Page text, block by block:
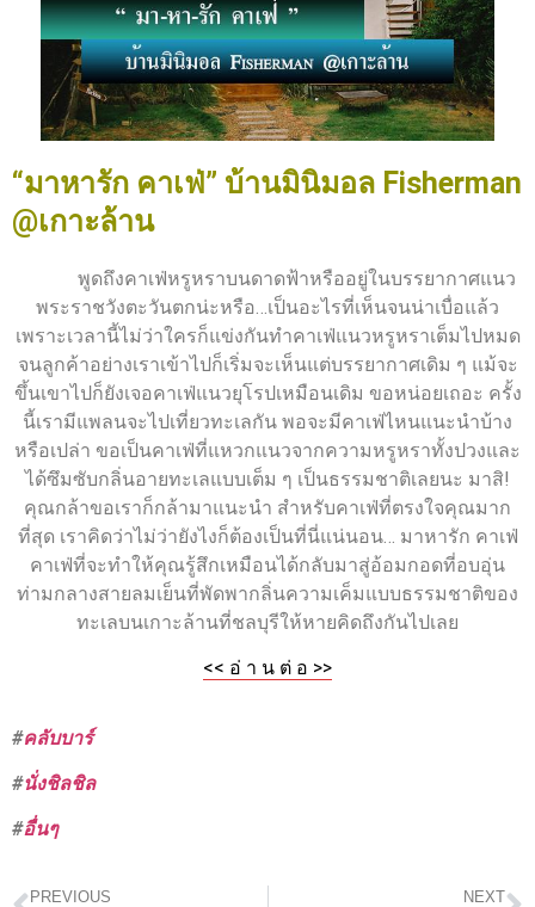
“มาหารัก คาเฟ่” บ้านมินิมอล Fisherman
@เกาะล้าน
พูดถึงคาเฟ่หรูหราบนดาดฟ้าหรืออยู่ในบรรยากาศแนว
พระราชวังตะวันตกน่ะหรือ…เป็นอะไรที่เห็นจนน่าเบื่อแล้ว
เพราะเวลานี้ไม่ว่าใครก็แข่งกันทำคาเฟ่แนวหรูหราเต็มไปหมด
จนลูกค้าอย่างเราเข้าไปก็เริ่มจะเห็นแต่บรรยากาศเดิม ๆ แม้จะ
ขึ้นเขาไปก็ยังเจอคาเฟ่แนวยุโรปเหมือนเดิม ขอหน่อยเถอะ ครั้ง
นี้เรามีแพลนจะไปเที่ยวทะเลกัน พอจะมีคาเฟ่ไหนแนะนำบ้าง
หรือเปล่า ขอเป็นคาเฟ่ที่แหวกแนวจากความหรูหราทั้งปวงและ
ได้ซึมซับกลิ่นอายทะเลแบบเต็ม ๆ เป็นธรรมชาติเลยนะ มาสิ!
คุณกล้าขอเราก็กล้ามาแนะนำ สำหรับคาเฟ่ที่ตรงใจคุณมาก
ที่สุด เราคิดว่าไม่ว่ายังไงก็ต้องเป็นที่นี่แน่นอน… มาหารัก คาเฟ่
คาเฟ่ที่จะทำให้คุณรู้สึกเหมือนได้กลับมาสู่อ้อมกอดที่อบอุ่น
ท่ามกลางสายลมเย็นที่พัดพากลิ่นความเค็มแบบธรรมชาติของ
ทะเลบนเกาะล้านที่ชลบุรีให้หายคิดถึงกันไปเลย
<< อ่ า น ต่ อ >>
#คลับบาร์
#นั่งชิลชิล
#อื่นๆ
PREVIOUS NEXT